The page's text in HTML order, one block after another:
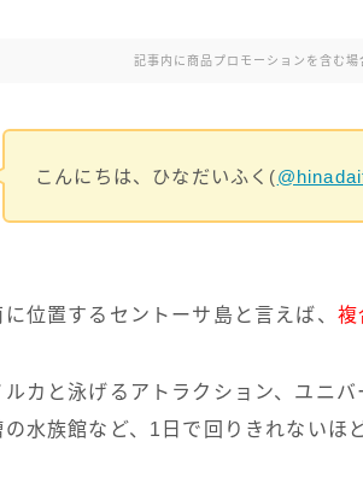
記事内に商品プロモーションを含む場
こんにちは、ひなだいふく(
位置するセントーサ島と言えば、 複
カと泳げるアトラクション、ユニ
水族館など、1日で回りきれないほ